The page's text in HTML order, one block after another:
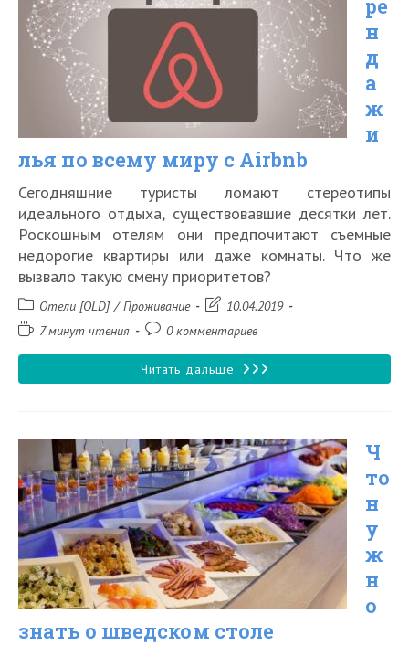
отеля
ре
н
д
а
ж
и
лья по всему миру с Airbnb
Сегодняшние туристы ломают стереотипы
идеального отдыха, существовавшие десятки лет.
Роскошным отелям они предпочитают съемные
недорогие квартиры или даже комнаты. Что же
вызвало такую смену приоритетов?
Рубрика
записи:
Отели [OLD] / Проживание
Запись10.04.2019
Время7 минут чтения
Комментарии
записи:
0 комментариев
Читать дальше Аренда
всему
миру
с
Airbnb
Ч
то
н
у
ж
н
о
знать о шведском столе